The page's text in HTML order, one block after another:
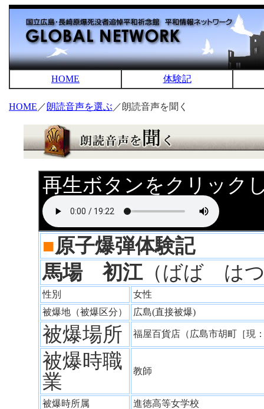
HOME 体験記
HOME ／朗読音声を選ぶ ／朗読音声を聞く
再生ボタンをクリック
■原子爆弾体験記
馬場 初江（ばば は
性別
女性
被爆地（被爆区分）
広島(直接被爆)
被爆場所 福屋百貨店（広島市胡町［
被爆時職
業
教師
被爆時所属 進徳高等女学校